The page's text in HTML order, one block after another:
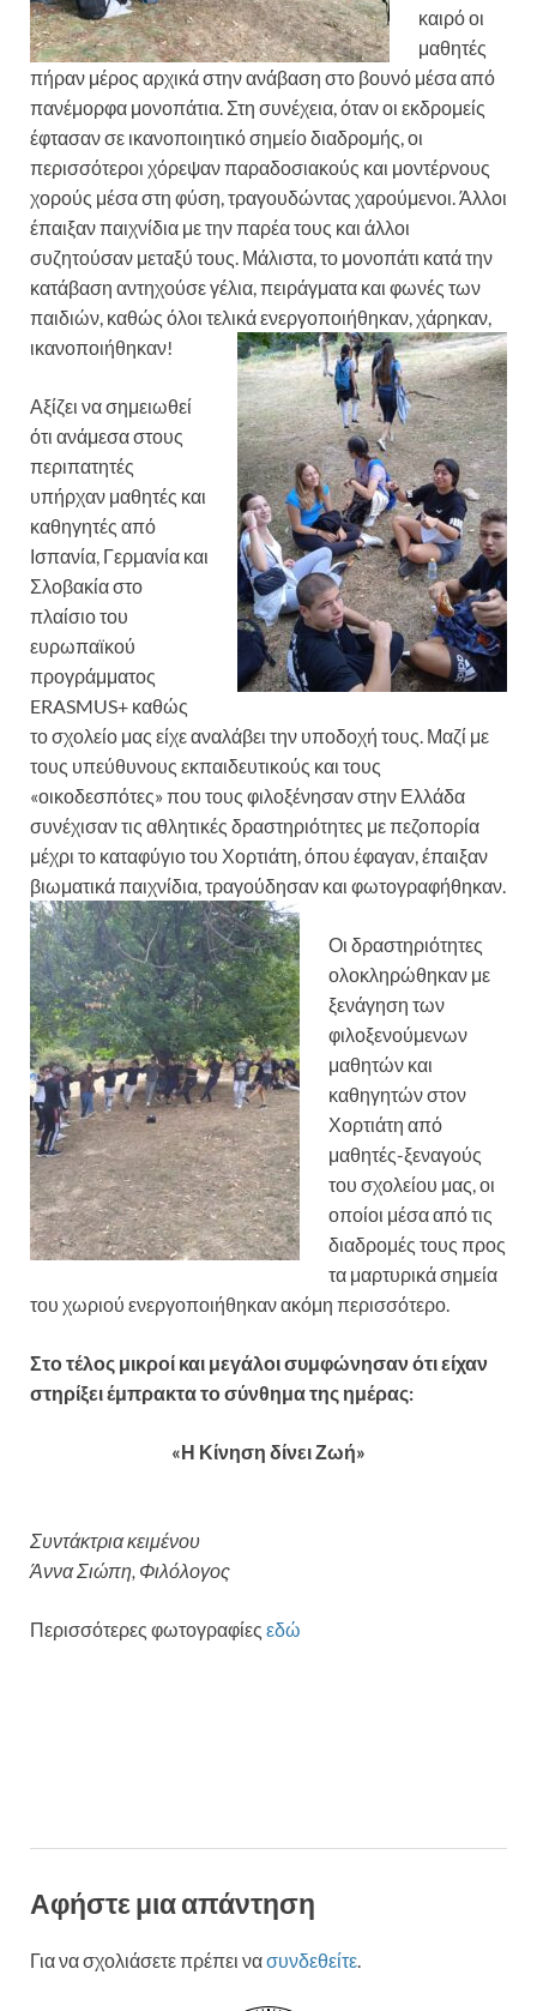
καιρό οι
μαθητές
πήραν μέρος αρχικά στην ανάβαση στο βουνό μέσα από
πανέμορφα μονοπάτια. Στη συνέχεια, όταν οι εκδρομείς
έφτασαν σε ικανοποιητικό σημείο διαδρομής, οι
περισσότεροι χόρεψαν παραδοσιακούς και μοντέρνους
χορούς μέσα στη φύση, τραγουδώντας χαρούμενοι. Άλλοι
έπαιξαν παιχνίδια με την παρέα τους και άλλοι
συζητούσαν μεταξύ τους. Μάλιστα, το μονοπάτι κατά την
κατάβαση αντηχούσε γέλια, πειράγματα και φωνές των
παιδιών, καθώς όλοι τελικά ενεργοποιήθηκαν,χάρηκαν,
ικανοποιήθηκαν!
Αξίζει να σημειωθεί
ότι ανάμεσα στους
περιπατητές
υπήρχαν μαθητές και
καθηγητές από
Ισπανία, Γερμανία και
Σλοβακία στο
πλαίσιο του
ευρωπαϊκού
προγράμματος
ERASMUS+ καθώς
το σχολείο μας είχε αναλάβει την υποδοχή τους. Μαζί με
τους υπεύθυνους εκπαιδευτικούς και τους
«οικοδεσπότες» που τους φιλοξένησαν στην Ελλάδα
συνέχισαν τις αθλητικές δραστηριότητες με πεζοπορία
μέχρι το καταφύγιο του Χορτιάτη, όπου έφαγαν, έπαιξαν
βιωματικά παιχνίδια, τραγούδησαν και φωτογραφήθηκαν.
Οι δραστηριότητες
ολοκληρώθηκαν με
ξενάγηση των
φιλοξενούμενων
μαθητών και
καθηγητών στον
Χορτιάτη από
μαθητές-ξεναγούς
του σχολείου μας, οι
οποίοι μέσα από τις
διαδρομές τους προς
τα μαρτυρικά σημεία
του χωριού ενεργοποιήθηκαν ακόμη περισσότερο.
Στο τέλος μικροί και μεγάλοι συμφώνησαν ότι είχαν
στηρίξει έμπρακτα το σύνθημα της ημέρας:
«Η Κίνηση δίνει Ζωή»
Συντάκτρια κειμένου
Άννα Σιώπη, Φιλόλογος
Περισσότερες φωτογραφίες εδώ
Αφήστε μια απάντηση
Για να σχολιάσετε πρέπει νασυνδεθείτε